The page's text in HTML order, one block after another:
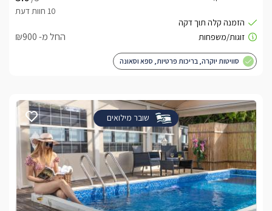
החל מ- ₪900
סוויטות יוקרה, בריכות פרטיות, ספא וסאונה
שובר מילואים